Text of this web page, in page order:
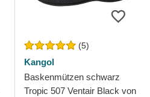
(5)
Kangol
Baskenmützen schwarz
Tropic 507 Ventair Black von